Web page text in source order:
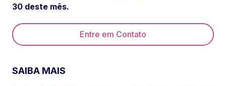
30 deste mês.
Entre em Contato
SAIBA MAIS